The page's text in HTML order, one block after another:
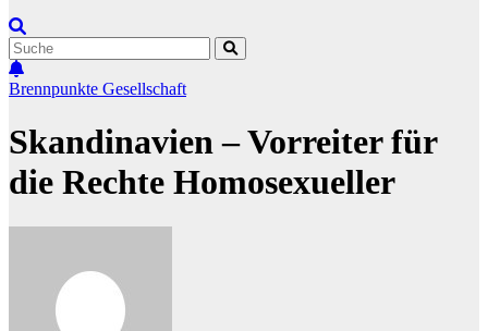
Brennpunkte Gesellschaft
Skandinavien – Vorreiter für
die Rechte Homosexueller